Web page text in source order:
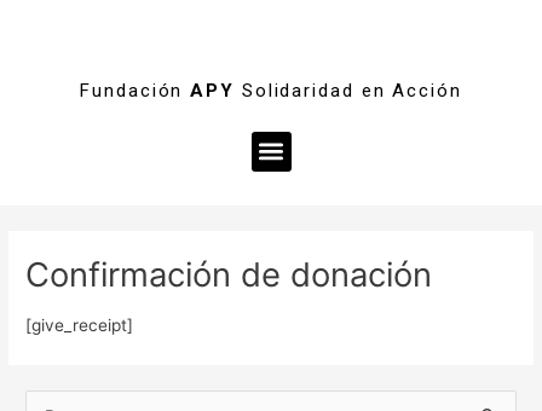
Fundación APY Solidaridad en Acción
Menú
Confirmación de donación
[give_receipt]